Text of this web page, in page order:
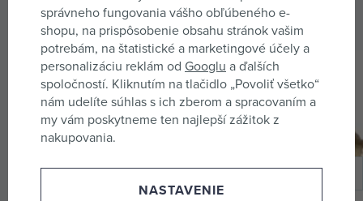
Preskúmajte aj podobný tovar.
správneho fungovania vášho obľúbeného e-
shopu, na prispôsobenie obsahu stránok vašim
potrebám, na štatistické a marketingové účely a
personalizáciu reklám od Googlu a ďalších
spoločností. Kliknutím na tlačidlo „Povoliť všetko“
nám udelíte súhlas s ich zberom a spracovaním a
my vám poskytneme ten najlepší zážitok z
nakupovania.
NASTAVENIE